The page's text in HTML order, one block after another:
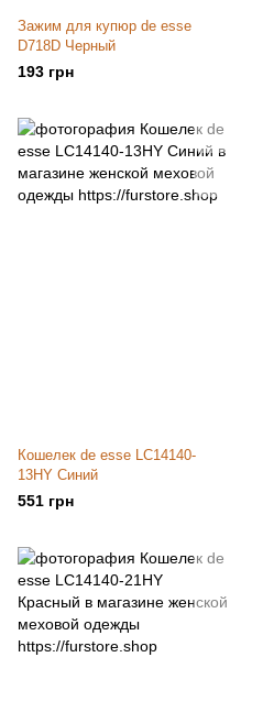
Зажим для купюр de esse
D718D Черный
193 грн
Кошелек de esse LC14140-
13HY Синий
551 грн